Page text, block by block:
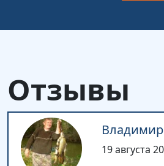
Отзывы
19 августа